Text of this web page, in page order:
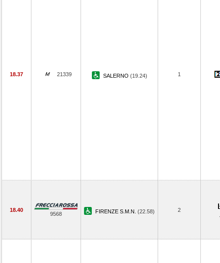
18.37 21339 SALERNO (19.24) 1
18.40
9568 FIRENZE S.M.N. (22.58) 2